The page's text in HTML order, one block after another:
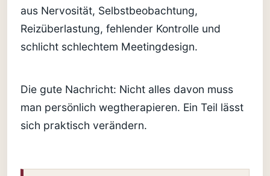
aus Nervosität, Selbstbeobachtung,
Reizüberlastung, fehlender Kontrolle und
schlicht schlechtem Meetingdesign.
Die gute Nachricht: Nicht alles davon muss
man persönlich wegtherapieren. Ein Teil lässt
sich praktisch verändern.